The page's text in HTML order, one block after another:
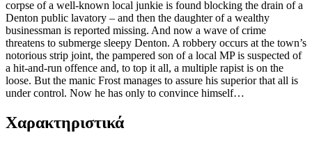
corpse of a well-known local junkie is found blocking the drain of a
Denton public lavatory – and then the daughter of a wealthy
businessman is reported missing. And now a wave of crime
threatens to submerge sleepy Denton. A robbery occurs at the town’s
notorious strip joint, the pampered son of a local MP is suspected of
a hit-and-run offence and, to top it all, a multiple rapist is on the
loose. But the manic Frost manages to assure his superior that all is
under control. Now he has only to convince himself…
Χαρακτηριστικά